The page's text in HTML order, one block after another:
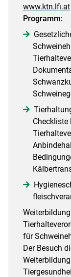
www.ktn.lfi.at
Programm:
Checkliste
für
Der Besuch